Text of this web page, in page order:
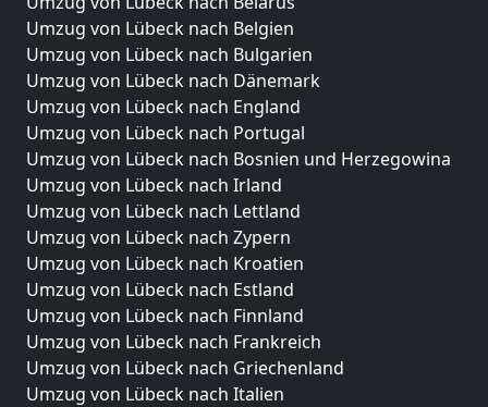
Umzug von Lübeck nach Belgien
Umzug von Lübeck nach Bulgarien
Umzug von Lübeck nach Dänemark
Umzug von Lübeck nach England
Umzug von Lübeck nach Portugal
Umzug von Lübeck nach Bosnien und Herzegowina
Umzug von Lübeck nach Irland
Umzug von Lübeck nach Lettland
Umzug von Lübeck nach Zypern
Umzug von Lübeck nach Kroatien
Umzug von Lübeck nach Estland
Umzug von Lübeck nach Finnland
Umzug von Lübeck nach Frankreich
Umzug von Lübeck nach Griechenland
Umzug von Lübeck nach Italien